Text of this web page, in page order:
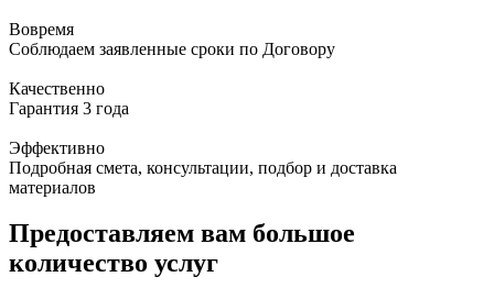
Вовремя
Соблюдаем заявленные сроки по Договору
Качественно
Гарантия 3 года
Эффективно
Подробная смета, консультации, подбор и доставка
материалов
Предоставляем вам большое
количество услуг